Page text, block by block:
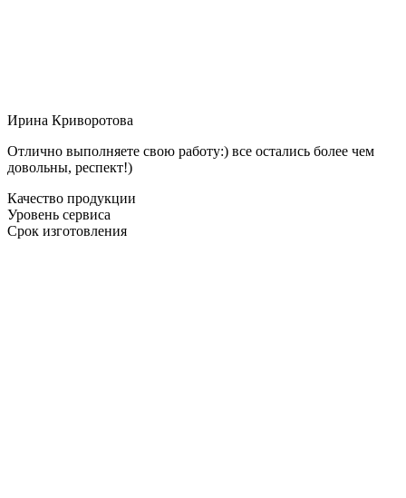
Ирина Криворотова
Отлично выполняете свою работу:) все остались более чем
довольны, респект!)
Качество продукции
Уровень сервиса
Срок изготовления